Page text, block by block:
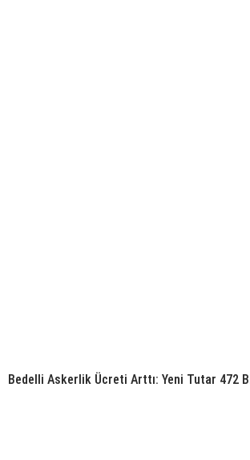
Bedelli Askerlik Ücreti Arttı: Yeni Tutar 472